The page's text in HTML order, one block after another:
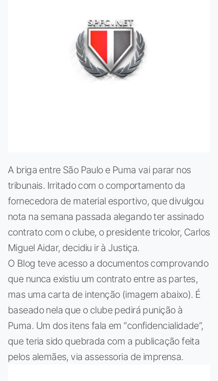
A briga entre São Paulo e Puma vai parar nos
tribunais. Irritado com o comportamento da
fornecedora de material esportivo, que divulgou
nota na semana passada alegando ter assinado
contrato com o clube, o presidente tricolor, Carlos
Miguel Aidar, decidiu ir à Justiça.
O Blog teve acesso a documentos comprovando
que nunca existiu um contrato entre as partes,
mas uma carta de intenção (imagem abaixo). É
baseado nela que o clube pedirá punição à
Puma. Um dos itens fala em “confidencialidade”,
que teria sido quebrada com a publicação feita
pelos alemães, via assessoria de imprensa.